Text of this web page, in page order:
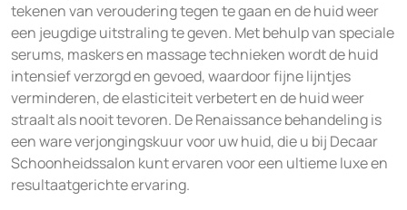
tekenen van veroudering tegen te gaan en de huid weer
een jeugdige uitstraling te geven. Met behulp van speciale
serums, maskers en massage technieken wordt de huid
intensief verzorgd en gevoed, waardoor fijne lijntjes
verminderen, de elasticiteit verbetert en de huid weer
straalt als nooit tevoren. De Renaissance behandeling is
een ware verjongingskuur voor uw huid, die u bij Decaar
Schoonheidssalon kunt ervaren voor een ultieme luxe en
resultaatgerichte ervaring.